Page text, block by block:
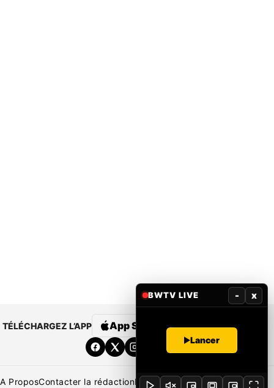
TÉLÉCHARGEZ L’APP App Store Google Play
A ProposContacter la rédactionRédaction Mentions légales
BWTV LIVE - x
Lancer